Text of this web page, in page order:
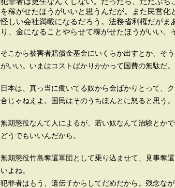
を稼がせたほうがいいと思うんだが。また民営化
怪しい会社満載になるだろう。法務省利権だがま
り、金になることやらせて稼がせたほうがいい。
そこから被害者賠償金基金にいくらか出すとか、そ
がいい。いまはコストばかりかかって国費の無駄だ。
日本は、真っ当に働いてる奴から金ばかりとって、
合じゃねえよ。国民はそのうちほんとに怒ると思う。
無期懲役なんて人によるが、若い奴なんて治験とか
どうでもいいんだから。
無期懲役竹島奪還軍団として乗り込ませて、見事奪
いよね。
犯罪者はもう、遺伝子からしてだめだから。残念な